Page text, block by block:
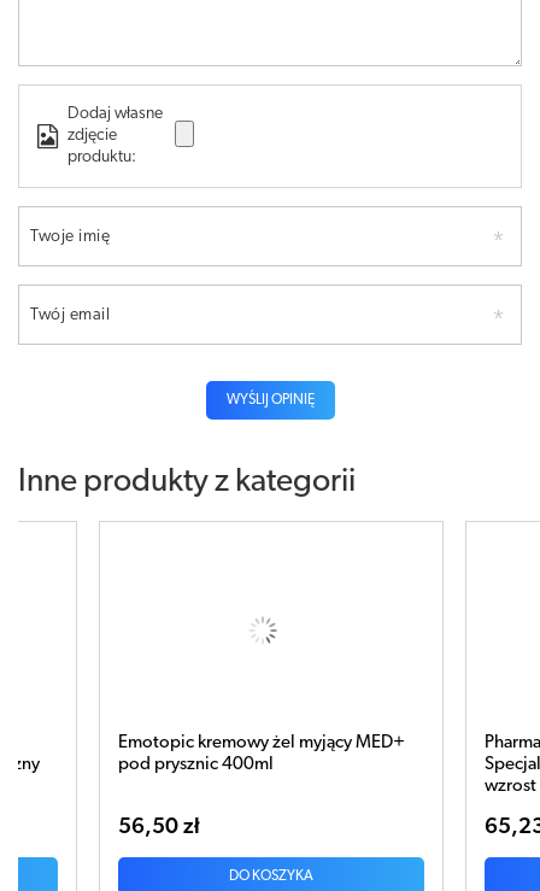
Dodaj własne
zdjęcie
produktu:
Twoje imię
Twój email
WYŚLIJ OPINIĘ
Inne produkty z kategorii
kremowy żel myjący MED+
prysznic 400ml
Pharmaceris H-
Specjalistyczny
wzrost włosów 250ml